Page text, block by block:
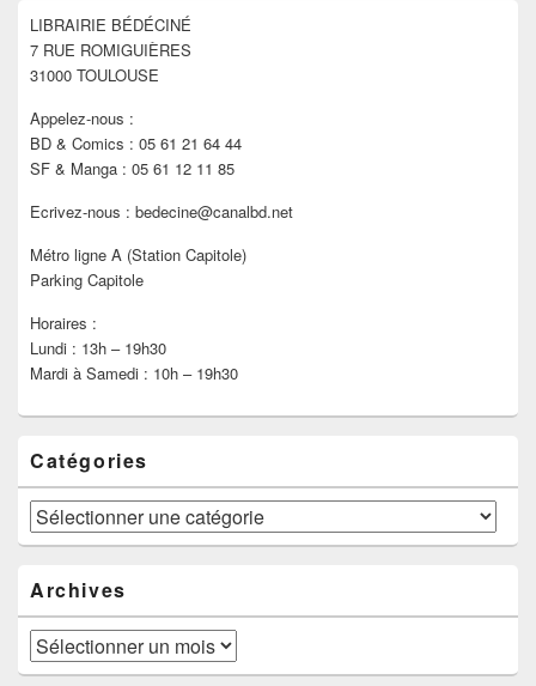
barre
latérale
LIBRAIRIE BÉDÉCINÉ
7 RUE ROMIGUIÈRES
31000 TOULOUSE
Appelez-nous :
BD & Comics : 05 61 21 64 44
SF & Manga : 05 61 12 11 85
Ecrivez-nous : bedecine@canalbd.net
Métro ligne A (Station Capitole)
Parking Capitole
Horaires :
Lundi : 13h – 19h30
Mardi à Samedi : 10h – 19h30
Catégories
Catégories
Archives
Archives